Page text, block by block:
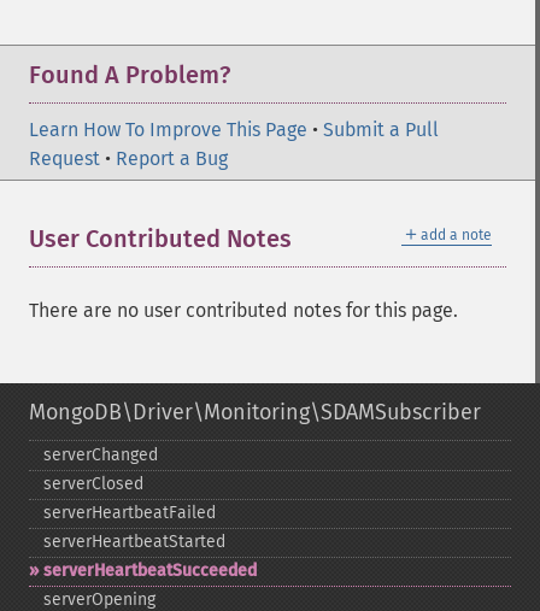
Found A Problem?
Learn How To Improve This Page • Submit a Pull
Request • Report a Bug
＋ add a note
User Contributed Notes
There are no user contributed notes for this page.
MongoDB\Driver\Monitoring\SDAMSubscriber
serverChanged
serverClosed
serverHeartbeatFailed
serverHeartbeatStarted
serverHeartbeatSucceeded
serverOpening